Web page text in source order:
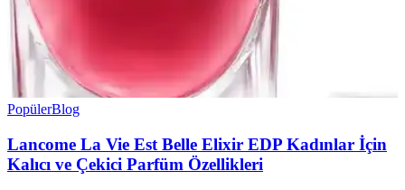
PopülerBlog
Lancome La Vie Est Belle Elixir EDP Kadınlar İçin
Kalıcı ve Çekici Parfüm Özellikleri